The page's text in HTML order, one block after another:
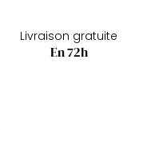
Livraison gratuite
En 72h